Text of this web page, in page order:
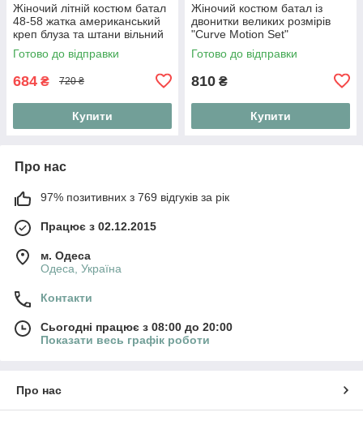
Жіночий літній костюм батал
48-58 жатка американський
креп блуза та штани вільний
повсякденний великих
розмірів
Готово до відправки
684 ₴ 720 ₴
Купити
Жіночий костюм батал із
двонитки великих розмірів
"Curve Motion Set"
Готово до відправки
810 ₴
Купити
Про нас
97% позитивних з 769 відгуків за рік
Працює з 02.12.2015
м. Одеса
Одеса, Україна
Контакти
Сьогодні працює з 08:00 до 20:00
Показати весь графік роботи
Про нас